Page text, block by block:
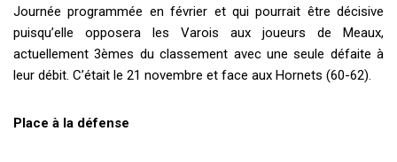
Journée programmée en février et qui pourrait être décisive
puisqu’elle opposera les Varois aux joueurs de Meaux,
actuellement 3èmes du classement avec une seule défaite à
leur débit. C’était le 21 novembre et face aux Hornets (60-62).
Place à la défense